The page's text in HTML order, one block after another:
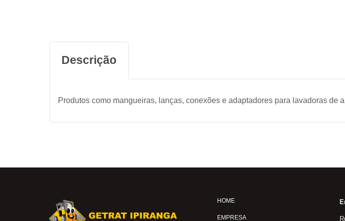
Descrição
Produtos como mangueiras, lanças, conexões e adaptadores para lavadoras de
HOME
EMPRESA